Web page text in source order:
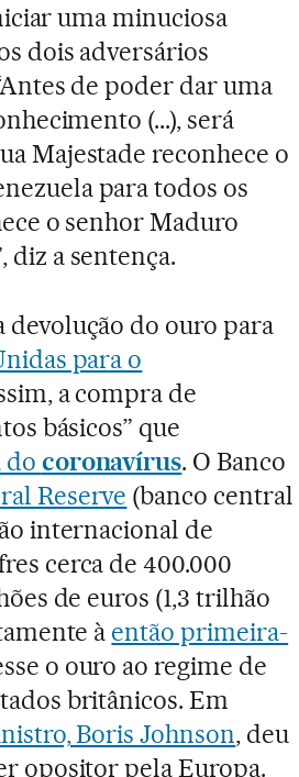
uma minuciosa
dois adversários
de poder dar uma
(...), será
Majestade reconhece o
para todos os
o senhor Maduro
a sentença.
devolução do ouro para
para o
a compra de
básicos” que
do coronavírus. O Banco
Reserve (banco central
internacional de
cerca de 400.000
de euros (1,3 trilhão
à então primeira-
o ouro ao regime de
britânicos. Em
Boris Johnson, deu
opositor pela Europa.